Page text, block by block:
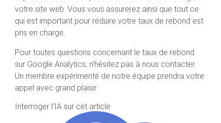
votre site web. Vous vous assurerez ainsi que tout ce
qui est important pour réduire votre taux de rebond est
pris en charge.
Pour toutes questions concernant le taux de rebond
sur Google Analytics, n’hésitez pas à nous contacter.
Un membre expérimenté de notre équipe prendra votre
appel avec grand plaisir.
Interroger l’IA sur cet article